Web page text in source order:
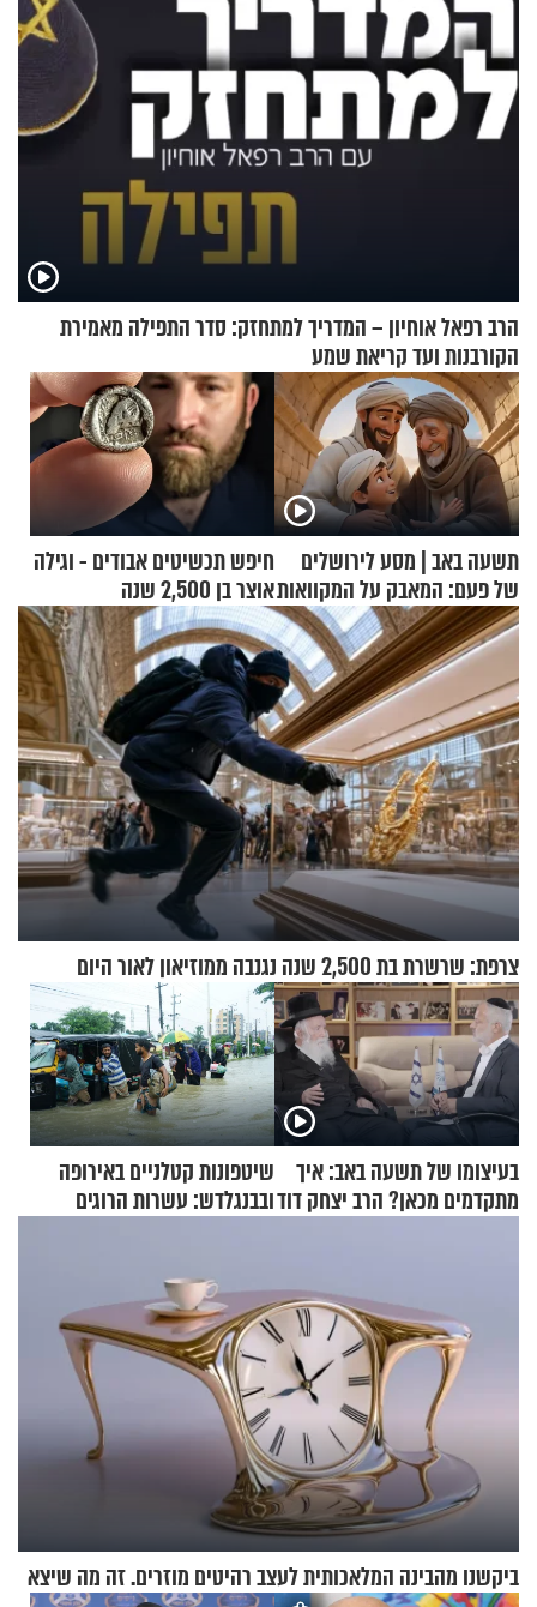
הרב רפאל אוחיון – המדריך למתחזק: סדר התפילה מאמירת
הקורבנות ועד קריאת שמע
תשעה באב | מסע לירושלים
של פעם: המאבק על המקוואות
חיפש תכשיטים אבודים - וגילה
אוצר בן 2,500 שנה
צרפת: שרשרת בת 2,500 שנה נגנבה ממוזיאון לאור היום
בעיצומו של תשעה באב: איך
מתקדמים מכאן? הרב יצחק דוד
שיטפונות קטלניים באירופה
ובבנגלדש: עשרות הרוגים
ביקשנו מהבינה המלאכותית לעצב רהיטים מוזרים. זה מה שיצא